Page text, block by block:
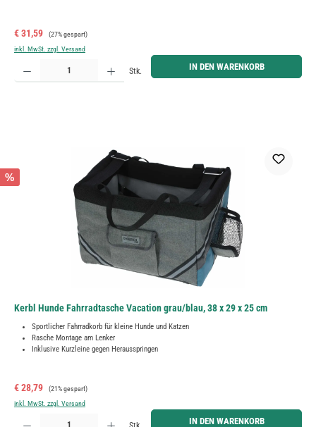
Verkaufspreis:
€ 31,59 Regulärer Preis:
(27% gespart)
inkl. MwSt. zzgl. Versand
Produkt Anzahl: Gib den gewünschten Wert ein oder benutze die Schaltflächen um die Anzahl zu
Stk. IN DEN WARENKORB
%
Kerbl Hunde Fahrradtasche Vacation grau/blau, 38 x 29 x 25 cm
Sportlicher Fahrradkorb für kleine Hunde und Katzen
Rasche Montage am Lenker
Inklusive Kurzleine gegen Herausspringen
Verkaufspreis:
€ 28,79 Regulärer Preis:
(21% gespart)
inkl. MwSt. zzgl. Versand
Produkt Anzahl: Gib den gewünschten Wert ein oder benutze die Schaltflächen um die Anzahl zu
IN DEN WARENKORB